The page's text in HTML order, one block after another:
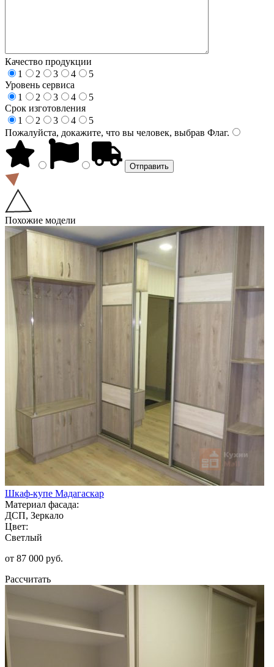
Качество продукции
1
2 3 4
5
Уровень сервиса
1
2 3 4
5
Срок изготовления
1
2 3 4
5
Пожалуйста, докажите, что вы человек, выбрав Флаг.
Похожие модели
Шкаф-купе Мадагаскар
Материал фасада:
ДСП, Зеркало
Цвет:
Светлый
от 87 000 руб.
Рассчитать